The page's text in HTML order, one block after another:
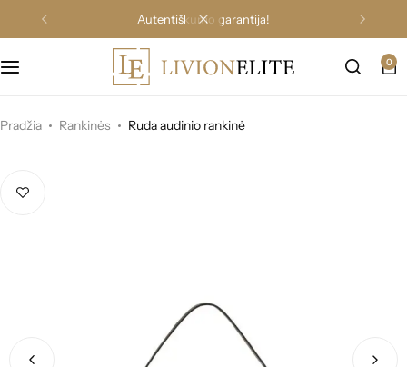
autentiškumo garantija!
0
Pradžia Rankinės Ruda audinio rankinė